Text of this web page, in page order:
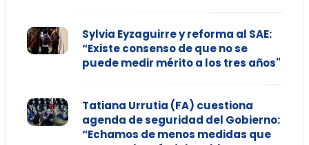
Sylvia Eyzaguirre y reforma al SAE:
“Existe consenso de que no se
puede medir mérito a los tres años"
Tatiana Urrutia (FA) cuestiona
agenda de seguridad del Gobierno:
“Echamos de menos medidas que